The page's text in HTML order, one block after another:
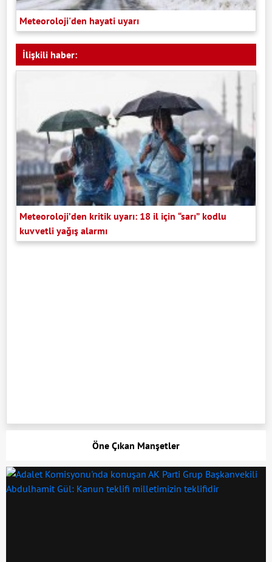
Meteoroloji'den hayati uyarı
İlişkili haber:
Meteoroloji’den kritik uyarı: 18 il için “sarı” kodlu
kuvvetli yağış alarmı
Öne Çıkan Manşetler